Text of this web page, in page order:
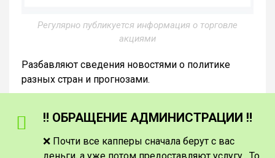
Регулярно публикуется информация о торговле
акциями
Разбавляют сведения новостями о политике
разных стран и прогнозами.
‼️ ОБРАЩЕНИЕ АДМИНИСТРАЦИИ ‼️
❌ Почти все капперы сначала берут с вас
деньги, а уже потом предоставляют услугу. То